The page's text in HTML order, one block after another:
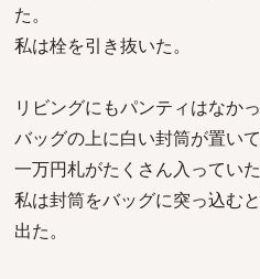
た。
私は栓を引き抜いた。
リビングにもパンティはなか
バッグの上に白い封筒が置い
一万円札がたくさん入っていた
私は封筒をバッグに突っ込む
出た。